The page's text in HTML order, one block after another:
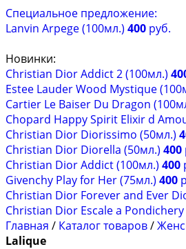
Специальное предложение:
Lanvin Arpege (100мл.) 400 руб.
Новинки:
Christian Dior Addict 2 (100мл.)
Estee Lauder Wood Mystique
Cartier Le Baiser Du Dragon
Chopard Happy Spirit Elixir d
Christian Dior Diorissimo (50мл.)
Christian Dior Diorella (50мл.) 400
Christian Dior Addict (100мл.) 400
Givenchy Play for Her (75мл.) 400
Christian Dior Forever and Ever
Christian Dior Escale a
Главная / Каталог товаров/
Lalique